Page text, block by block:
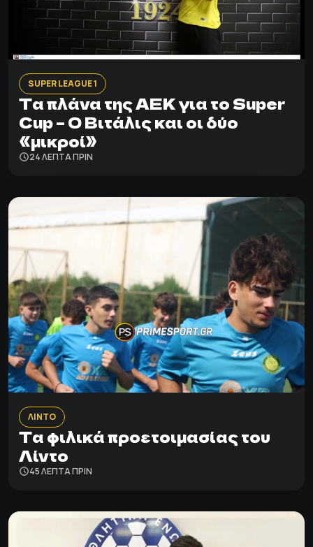
SUPER LEAGUE 1
Τα πλάνα της ΑΕΚ για το Super
Cup – Ο Βιτάλις και οι δύο
«μικροί»
24 ΛΕΠΤΑ ΠΡΙΝ
ΛΙΝΤΟ
Τα φιλικά προετοιμασίας του
Λίντο
45 ΛΕΠΤΑ ΠΡΙΝ